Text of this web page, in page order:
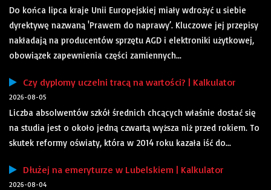
Do końca lipca kraje Unii Europejskiej miały wdrożyć u siebie
dyrektywę nazwaną 'Prawem do naprawy’. Kluczowe jej przepisy
nakładają na producentów sprzętu AGD i elektroniki użytkowej,
obowiązek zapewnienia części zamiennych...
Czy dyplomy uczelni tracą na wartości? | Kalkulator
2026-08-05
Liczba absolwentów szkół średnich chcących właśnie dostać się
na studia jest o około jedną czwartą wyższa niż przed rokiem. To
skutek reformy oświaty, która w 2014 roku kazała iść do...
Dłużej na emeryturze w Lubelskiem | Kalkulator
2026-08-04